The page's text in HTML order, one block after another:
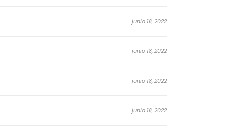
junio 18, 2022
junio 18, 2022
junio 18, 2022
junio 18, 2022